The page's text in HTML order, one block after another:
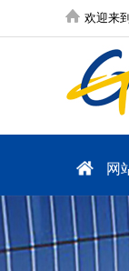
欢迎来
网